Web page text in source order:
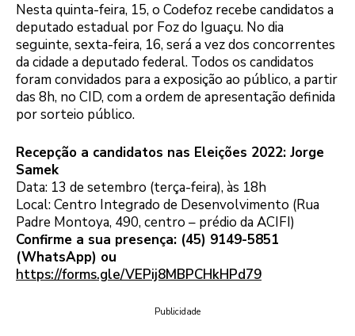
Nesta quinta-feira, 15, o Codefoz recebe candidatos a
deputado estadual por Foz do Iguaçu. No dia
seguinte, sexta-feira, 16, será a vez dos concorrentes
da cidade a deputado federal. Todos os candidatos
foram convidados para a exposição ao público, a partir
das 8h, no CID, com a ordem de apresentação definida
por sorteio público.
Recepção a candidatos nas Eleições 2022: Jorge
Samek
Data: 13 de setembro (terça-feira), às 18h
Local: Centro Integrado de Desenvolvimento (Rua
Padre Montoya, 490, centro – prédio da ACIFI)
Confirme a sua presença: (45) 9149-5851
(WhatsApp) ou
https://forms.gle/VEPij8MBPCHkHPd79
Publicidade